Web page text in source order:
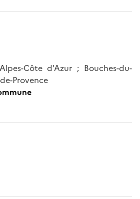
Côte d'Azur ; Bouches-du-
Provence